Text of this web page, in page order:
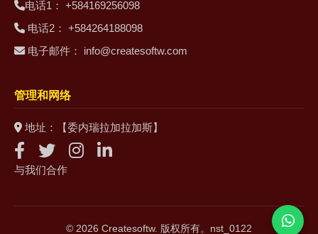
电话1： +584169256098
电话2： +584264188098
电子邮件： info@createsoftw.com
管理和网络
地址：【委内瑞拉加拉加斯】
与我们合作
© 2026 Createsoftw. 版权所有。nst_0122